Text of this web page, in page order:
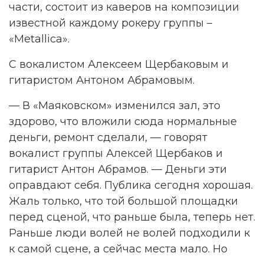
части, состоит из каверов на композиции
известной каждому рокеру группы –
«Metallica».
С вокалистом Алексеем Щербаковым и
гитаристом Антоном Абрамовым.
— В «Маяковском» изменился зал, это
здорово, что вложили сюда нормальные
деньги, ремонт сделали, — говорят
вокалист группы Алексей Щербаков и
гитарист Антон Абрамов. — Деньги эти
оправдают себя. Публика сегодня хорошая.
Жаль только, что той большой площадки
перед сценой, что раньше была, теперь нет.
Раньше люди волей не волей подходили к
к самой сцене, а сейчас места мало. Но